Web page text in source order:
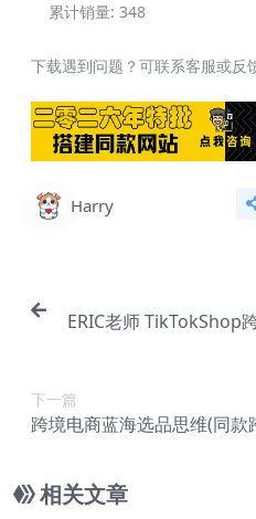
累计销量: 348
下载遇到问题？可联系客服或反
Harry
ERIC老师 TikTokShop
下一篇
跨境电商蓝海选品思维(同
相关文章